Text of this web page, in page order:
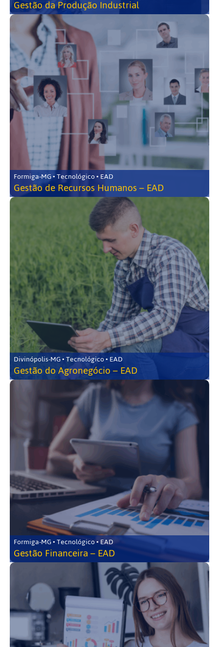
Gestão da Produção Industrial
Formiga-MG • Tecnológico • EAD
Gestão de Recursos Humanos – EAD
Divinópolis-MG • Tecnológico • EAD
Gestão do Agronegócio – EAD
Formiga-MG • Tecnológico • EAD
Gestão Financeira – EAD